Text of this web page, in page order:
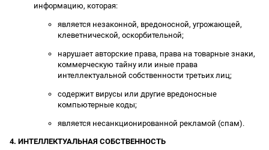
информацию, которая:
является незаконной, вредоносной, угрожающей,
клеветнической, оскорбительной;
нарушает авторские права, права на товарные знаки,
коммерческую тайну или иные права
интеллектуальной собственности третьих лиц;
содержит вирусы или другие вредоносные
компьютерные коды;
является несанкционированной рекламой (спам).
4. ИНТЕЛЛЕКТУАЛЬНАЯ СОБСТВЕННОСТЬ